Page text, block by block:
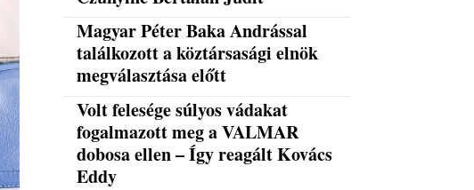
Magyar Péter Baka Andrással
találkozott a köztársasági elnök
megválasztása előtt
Volt felesége súlyos vádakat
fogalmazott meg a VALMAR
dobosa ellen – Így reagált Kovács
Eddy